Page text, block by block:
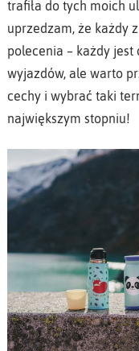
trafiła do tych moich
uprzedzam, że każdy
polecenia – każdy jest
wyjazdów, ale warto
cechy i wybrać taki
największym stopniu!